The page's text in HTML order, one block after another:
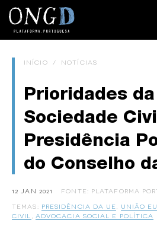
INÍCIO / NOTÍCIAS
Prioridades da
Sociedade
Presidência
do Conselho
12 JAN 2021
FONTE: PLATAFORMA
TEMAS: PRESIDÊNCIA DA UE UNIÃO
CIVIL
ADVOCACIA SOCIAL E POLÍTICA